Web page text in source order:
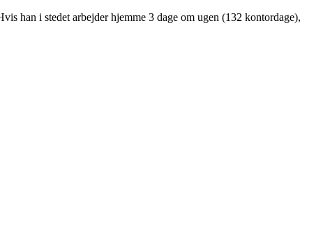
han i stedet arbejder hjemme 3 dage om ugen (132 kontordage),